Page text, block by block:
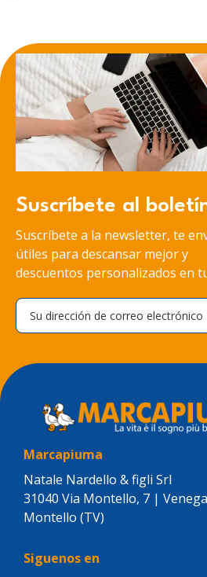
Suscríbete al
Suscríbete a la newsletter, te
útiles para descansar mejor y
descuentos personalizados en
Marcapiuma
Natale Nardello & figli Srl
31040 Via Montello, 7 |
Montello (TV)
Siguenos en